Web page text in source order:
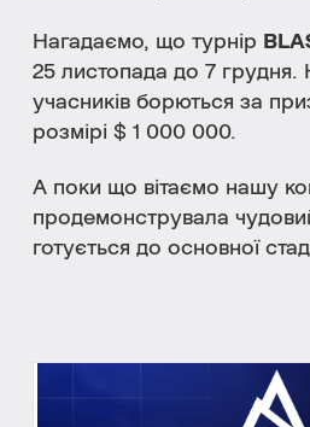
Нагадаємо, що турнір
25 листопада до 7 грудня.
учасників борються за
розмірі $ 1 000 000.
А поки що вітаємо нашу
продемонструвала
готується до основної